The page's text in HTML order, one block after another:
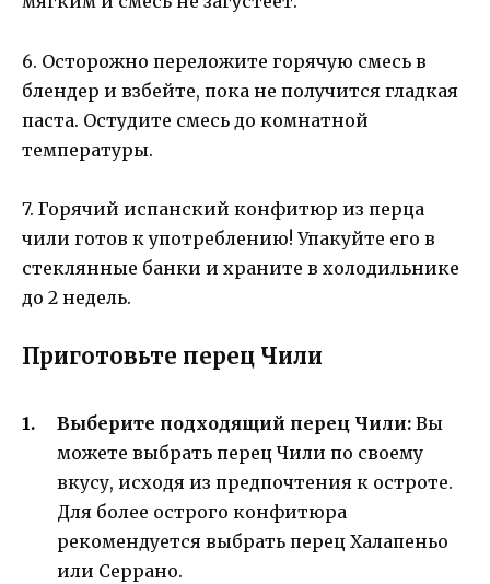
6. Осторожно переложите горячую смесь в
блендер и взбейте, пока не получится гладкая
паста. Остудите смесь до комнатной
температуры.
7. Горячий испанский конфитюр из перца
чили готов к употреблению! Упакуйте его в
стеклянные банки и храните в холодильнике
до 2 недель.
Приготовьте перец Чили
Выберите подходящий перец Чили: Вы
можете выбрать перец Чили по своему
вкусу, исходя из предпочтения к остроте.
Для более острого конфитюра
рекомендуется выбрать перец Халапеньо
или Серрано.